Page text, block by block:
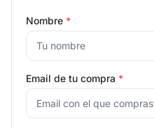
Nombre *
Email de tu compra *